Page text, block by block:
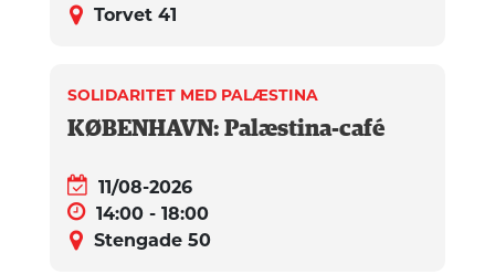
Torvet 41
SOLIDARITET MED PALÆSTINA
KØBENHAVN: Palæstina-café
11/08-2026
14:00 - 18:00
Stengade 50